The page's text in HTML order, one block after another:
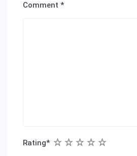
Comment *
Rating* 5
4
3
2
1